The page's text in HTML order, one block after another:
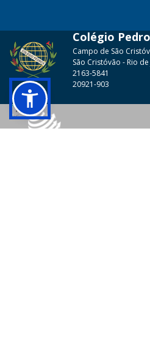
Colégio
Campo de São
São Cristóvão - Rio de
2163-5841
20921-903